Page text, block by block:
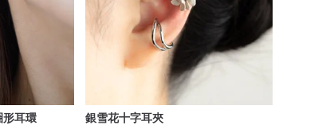
形耳環 銀雪花十字耳夾